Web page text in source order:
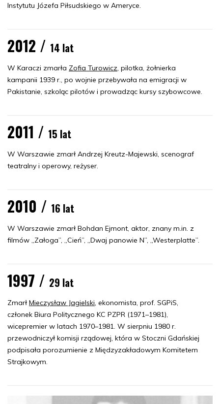
Instytutu Józefa Piłsudskiego w Ameryce.
2012 / 14 lat
W Karaczi zmarła Zofia Turowicz, pilotka, żołnierka
kampanii 1939 r., po wojnie przebywała na emigracji w
Pakistanie, szkoląc pilotów i prowadząc kursy szybowcowe.
2011 / 15 lat
W Warszawie zmarł Andrzej Kreutz-Majewski, scenograf
teatralny i operowy, reżyser.
2010 / 16 lat
W Warszawie zmarł Bohdan Ejmont, aktor, znany m.in. z
filmów „Załoga”, „Cień”, „Dwaj panowie N”, „Westerplatte”.
1997 / 29 lat
Zmarł Mieczysław Jagielski, ekonomista, prof. SGPiS,
członek Biura Politycznego KC PZPR (1971–1981),
wicepremier w latach 1970–1981. W sierpniu 1980 r.
przewodniczył komisji rządowej, która w Stoczni Gdańskiej
podpisała porozumienie z Międzyzakładowym Komitetem
Strajkowym.